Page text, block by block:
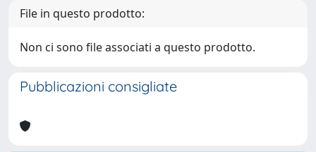
File in questo prodotto:
Non ci sono file associati a questo prodotto.
Pubblicazioni consigliate